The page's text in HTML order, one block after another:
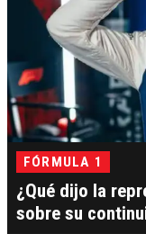
FÓRMULA 1
¿Qué dijo la
sobre su